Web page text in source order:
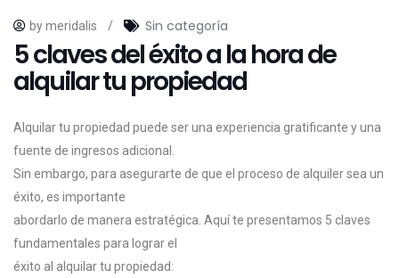
by meridalis / Sin categoría
5 claves del éxito a la hora de
alquilar tu propiedad
Alquilar tu propiedad puede ser una experiencia gratificante y una
fuente de ingresos adicional.
Sin embargo, para asegurarte de que el proceso de alquiler sea un
éxito, es importante
abordarlo de manera estratégica. Aquí te presentamos 5 claves
fundamentales para lograr el
éxito al alquilar tu propiedad: